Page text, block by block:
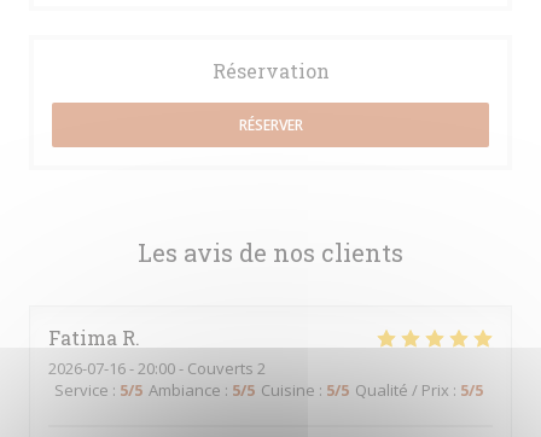
Les avis de nos clients
Fatima R
2026-07-16- 20:00 - Couverts 2
Service : 5/5 Ambiance : 5/5 Cuisine : 5/5 Qualité / Prix : 5/5
Réservation
RÉSERVER